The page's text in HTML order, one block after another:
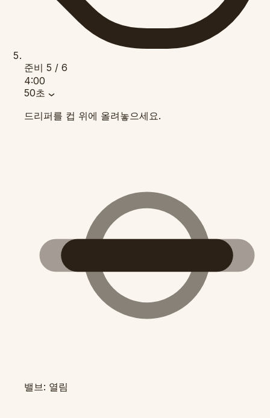
준비 5 / 6
4:00
50초
드리퍼를 컵 위에 올려놓으세요.
밸브: 열림